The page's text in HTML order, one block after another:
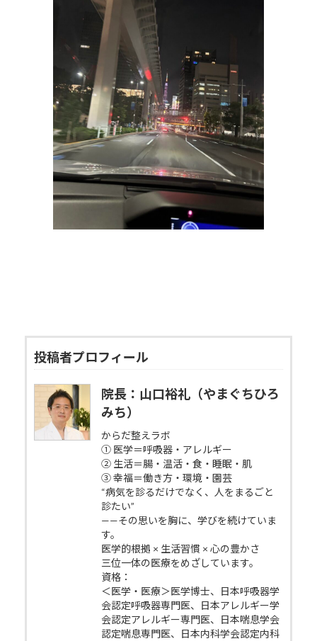
投稿者プロフィール
院長：山口裕礼（やまぐちひろ
みち）
からだ整えラボ
① 医学＝呼吸器・アレルギー
② 生活＝腸・温活・食・睡眠・肌
③ 幸福＝働き方・環境・園芸
“病気を診るだけでなく、人をまるごと
診たい”
——その思いを胸に、学びを続けていま
す。
医学的根拠 × 生活習慣 × 心の豊かさ
三位一体の医療をめざしています。
資格：
＜医学・医療＞医学博士、日本呼吸器学
会認定呼吸器専門医、日本アレルギー学
会認定アレルギー専門医、日本喘息学会
認定喘息専門医、日本内科学会認定内科